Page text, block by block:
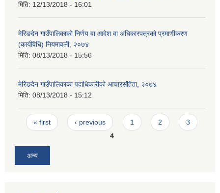
मिति: 12/13/2018 - 16:01
मेरिङदेन गाउँपालिकाको निर्णय वा आदेश वा अधिकारपत्रको प्रमाणीकरण
(कार्यविधि) नियमावली, २०७४
मिति: 08/13/2018 - 15:56
मेरिङदेन गाउँपालिकाका पदाधिकारीको आचारसंहिता, २०७४
मिति: 08/13/2018 - 15:12
Pages
« first ‹ previous 1 2
3
4
अन्य